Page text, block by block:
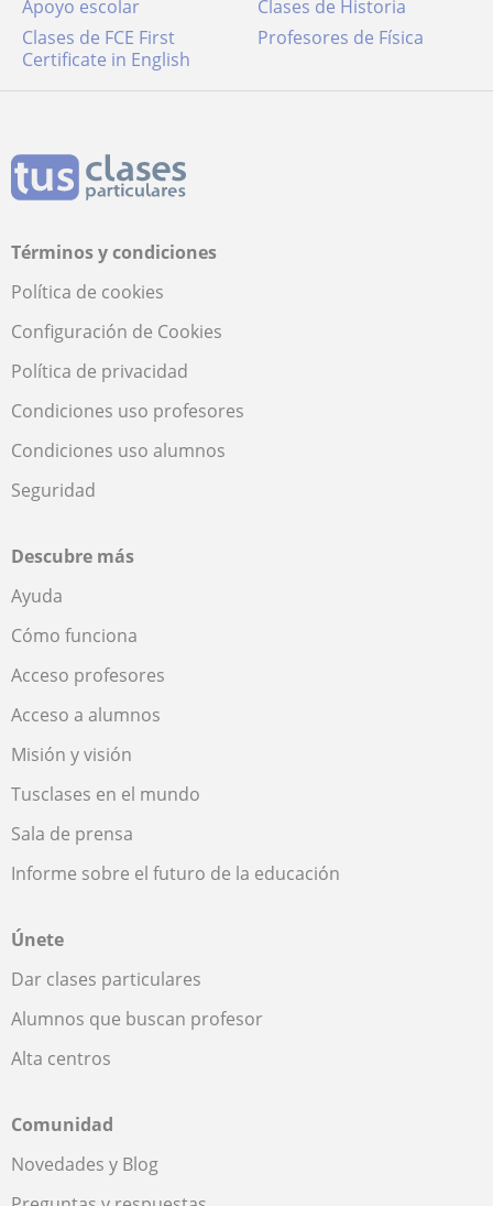
Apoyo escolar
Clases de Historia
Clases de FCE First
Certificate in English
Profesores de Física
Términos y condiciones
Política de cookies
Configuración de Cookies
Política de privacidad
Condiciones uso profesores
Condiciones uso alumnos
Seguridad
Descubre más
Ayuda
Cómo funciona
Acceso profesores
Acceso a alumnos
Misión y visión
Tusclases en el mundo
Sala de prensa
Informe sobre el futuro de la educación
Únete
Dar clases particulares
Alumnos que buscan profesor
Alta centros
Comunidad
Novedades y Blog